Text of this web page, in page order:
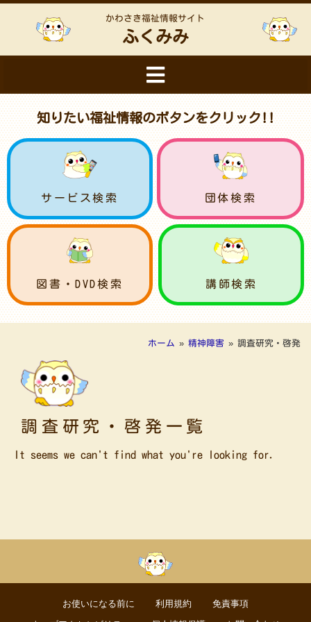
かわさき福祉情報サイト
ふくみみ
知りたい福祉情報のボタンをクリック!!
サービス検索 団体検索
図書・DVD検索 講師検索
ホーム » 精神障害 » 調査研究・啓発
調査研究・啓発一覧
It seems we can't find what you're looking for.
お使いになる前に 利用規約
免責事項